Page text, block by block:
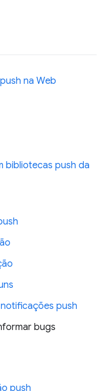
na Web
bibliotecas push da
push
bugs
push